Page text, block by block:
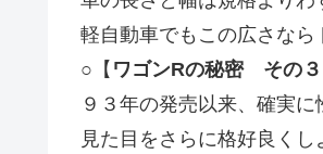
軽自動車でもこの広さなら
○【 ワゴンRの秘密 その３
９３年の発売以来、確実に
見た目をさらに格好良くし